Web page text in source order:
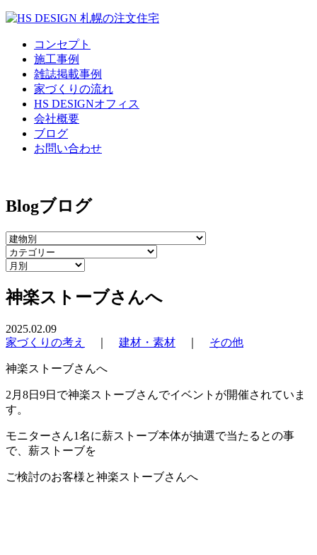
コンセプト
施工事例
雑誌掲載事例
家づくりの流れ
HS DESIGNオフィス
会社概要
ブログ
お問い合わせ
Blogブログ
神楽ストーブさんへ
2025.02.09
家づくりの考え
建材・素材 その他
神楽ストーブさんへ
2月8日9日で神楽ストーブさんでイベントが開催されていま
す。
モニターさん1名に薪ストーブ本体が抽選で当たるとの事
で、薪ストーブを
ご検討のお客様と神楽ストーブさんへ